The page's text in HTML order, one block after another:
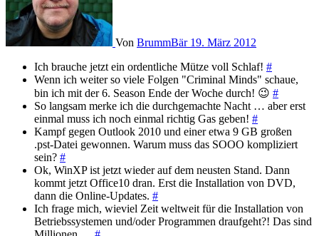
Von BrummBär 19. März 2012
Ich brauche jetzt ein ordentliche Mütze voll Schlaf! #
Wenn ich weiter so viele Folgen "Criminal Minds" schaue,
bin ich mit der 6. Season Ende der Woche durch! 😉 #
So langsam merke ich die durchgemachte Nacht … aber erst
einmal muss ich noch einmal richtig Gas geben! #
Kampf gegen Outlook 2010 und einer etwa 9 GB großen
.pst-Datei gewonnen. Warum muss das SOOO kompliziert
sein? #
Ok, WinXP ist jetzt wieder auf dem neusten Stand. Dann
kommt jetzt Office10 dran. Erst die Installation von DVD,
dann die Online-Updates. #
Ich frage mich, wieviel Zeit weltweit für die Installation von
Betriebssystemen und/oder Programmen draufgeht?! Das sind